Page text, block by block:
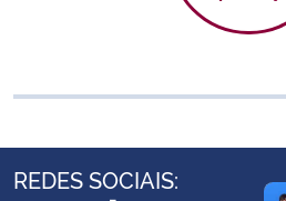
REDES SOCIAIS: